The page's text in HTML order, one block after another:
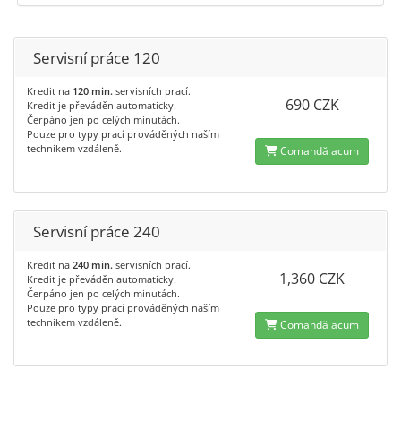
Servisní práce 120
Kredit na 120 min. servisních prací.
Kredit je převáděn automaticky.
Čerpáno jen po celých minutách.
Pouze pro typy prací prováděných naším
technikem vzdáleně.
690 CZK
Comandă acum
Servisní práce 240
Kredit na 240 min. servisních prací.
Kredit je převáděn automaticky.
Čerpáno jen po celých minutách.
Pouze pro typy prací prováděných naším
technikem vzdáleně.
1,360 CZK
Comandă acum